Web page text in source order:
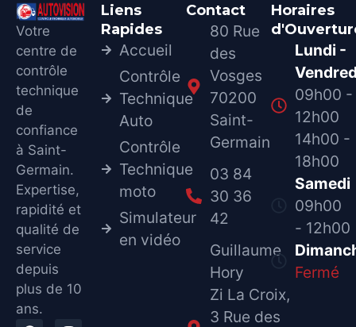
Votre
centre de
contrôle
technique
de
confiance
à Saint-
Germain.
Expertise,
rapidité et
qualité de
service
depuis
plus de 10
ans.
Liens
Rapides
Accueil
Contrôle
Technique
Auto
Contrôle
Technique
moto
Simulateur
en vidéo
Contact
80 Rue
des
Vosges
70200
Saint-
Germain
03 84
30 36
42
Guillaume
Hory
Zi La Croix,
3 Rue des
Horaires
Lundi -
09h00 -
12h00
14h00 -
18h00
Samedi
09h00
- 12h00
Fermé